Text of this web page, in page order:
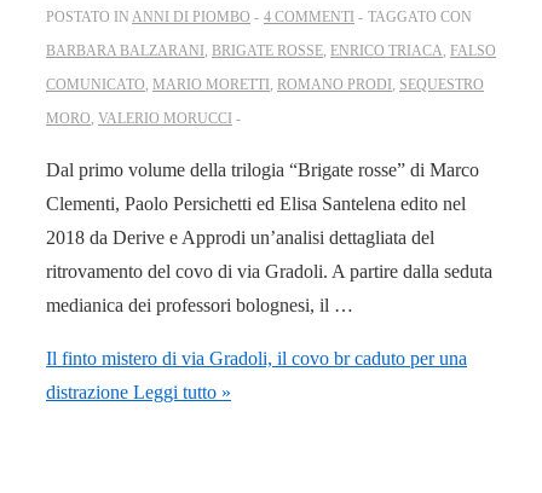
POSTATO IN ANNI DI PIOMBO 4 COMMENTI
TAGGATO CON
BARBARA BALZARANI , BRIGATE ROSSE, ENRICO TRIACA, FALSO
COMUNICATO, MARIO MORETTI , ROMANO PRODI , SEQUESTRO
MORO, VALERIO MORUCCI
Dal primo volume della trilogia “Brigate rosse” di Marco
Clementi, Paolo Persichetti ed Elisa Santelena edito nel
2018 da Derive e Approdi un’analisi dettagliata del
ritrovamento del covo di via Gradoli. A partire dalla seduta
medianica dei professori bolognesi, il …
Il finto mistero di via Gradoli, il covo br caduto per una
distrazione Leggi tutto »